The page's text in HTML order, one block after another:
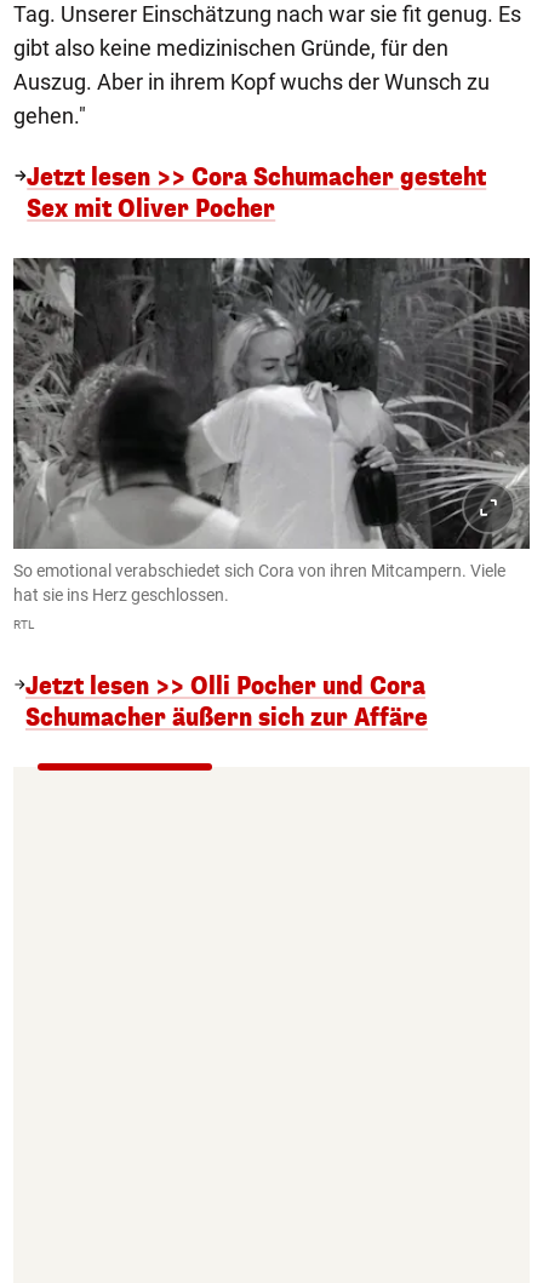
Tag. Unserer Einschätzung nach war sie fit genug. Es
gibt also keine medizinischen Gründe, für den
Auszug. Aber in ihrem Kopf wuchs der Wunsch zu
gehen."
Jetzt lesen >> Cora Schumacher gesteht
Sex mit Oliver Pocher
So emotional verabschiedet sich Cora von ihren Mitcampern. Viele
hat sie ins Herz geschlossen.
RTL
Jetzt lesen >> Olli Pocher und Cora
Schumacher äußern sich zur Affäre